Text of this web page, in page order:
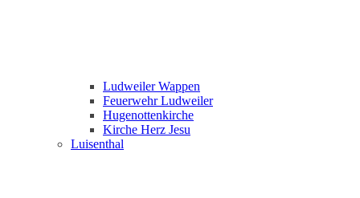
Ludweiler Wappen
Feuerwehr Ludweiler
Hugenottenkirche
Kirche Herz Jesu
Luisenthal